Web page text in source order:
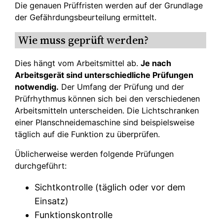
Die genauen Prüffristen werden auf der Grundlage
der Gefährdungsbeurteilung ermittelt.
Wie muss geprüft werden?
Dies hängt vom Arbeitsmittel ab.Je nach
Arbeitsgerät sind unterschiedliche Prüfungen
notwendig. Der Umfang der Prüfung und der
Prüfrhythmus können sich bei den verschiedenen
Arbeitsmitteln unterscheiden. Die Lichtschranken
einer Planschneidemaschine sind beispielsweise
täglich auf die Funktion zu überprüfen.
Üblicherweise werden folgende Prüfungen
durchgeführt:
Sichtkontrolle (täglich oder vor dem
Einsatz)
Funktionskontrolle